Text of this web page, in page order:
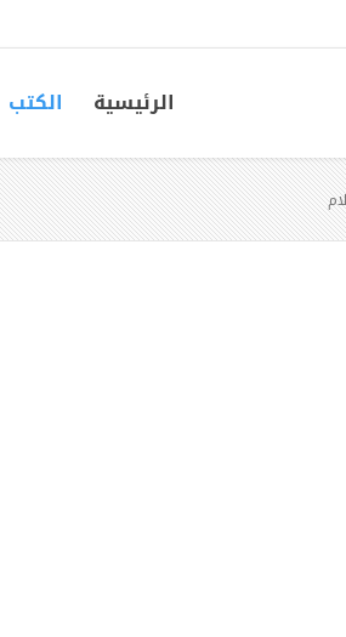
الرئيسية الكتب